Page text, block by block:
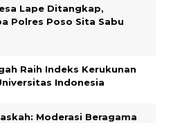
Lape Ditangkap,
Polres Poso Sita Sabu
Raih Indeks Kerukunan
Indonesia
Moderasi Beragama